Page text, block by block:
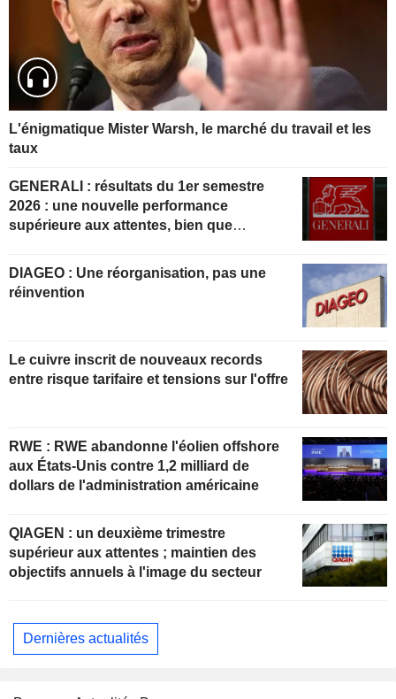
L'énigmatique Mister Warsh, le marché du travail et les
taux
GENERALI : résultats du 1er semestre
2026 : une nouvelle performance
supérieure aux attentes, bien que
DIAGEO : Une réorganisation, pas une
réinvention
Le cuivre inscrit de nouveaux records
entre risque tarifaire et tensions sur l'offre
RWE : RWE abandonne l'éolien offshore
aux États-Unis contre 1,2 milliard de
dollars de l'administration américaine
QIAGEN : un deuxième trimestre
supérieur aux attentes ; maintien des
objectifs annuels à l'image du secteur
Dernières actualités